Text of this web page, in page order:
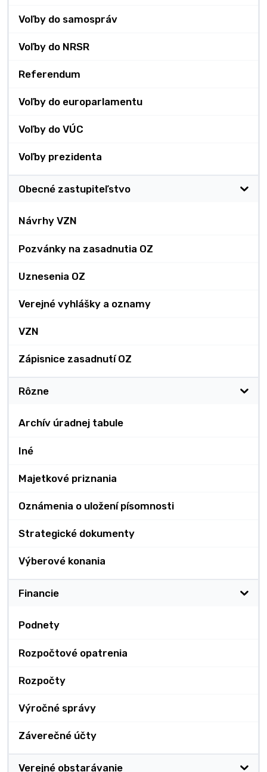
Voľby do samospráv
Voľby do NRSR
Referendum
Voľby do europarlamentu
Voľby do VÚC
Voľby prezidenta
Obecné zastupiteľstvo
Návrhy VZN
Pozvánky na zasadnutia OZ
Uznesenia OZ
Verejné vyhlášky a oznamy
VZN
Zápisnice zasadnutí OZ
Rôzne
Archív úradnej tabule
Iné
Majetkové priznania
Oznámenia o uložení písomnosti
Strategické dokumenty
Výberové konania
Financie
Podnety
Rozpočtové opatrenia
Rozpočty
Výročné správy
Záverečné účty
Verejné obstarávanie